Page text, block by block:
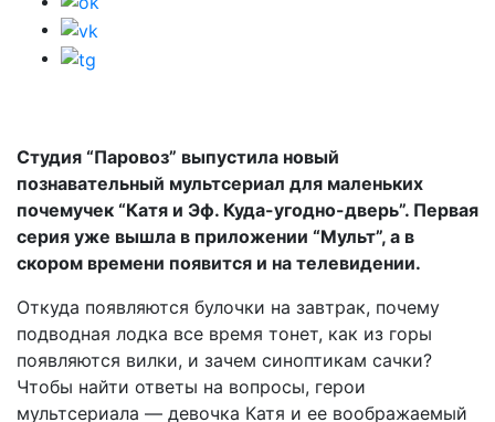
Студия “Паровоз” выпустила новый
познавательный мультсериал для маленьких
почемучек “Катя и Эф. Куда-угодно-дверь”. Первая
серия уже вышла в приложении “Мульт”, а в
скором времени появится и на телевидении.
Откуда появляются булочки на завтрак, почему
подводная лодка все время тонет, как из горы
появляются вилки, и зачем синоптикам сачки?
Чтобы найти ответы на вопросы, герои
мультсериала — девочка Катя и ее воображаемый